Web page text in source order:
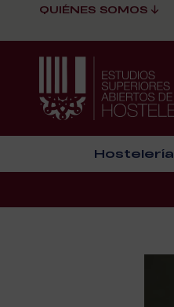
QUIÉNES SOMOS
Hostelería